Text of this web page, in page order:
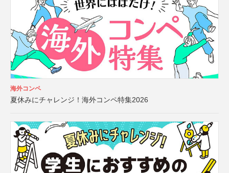
海外コンペ
夏休みにチャレンジ！海外コンペ特集2026